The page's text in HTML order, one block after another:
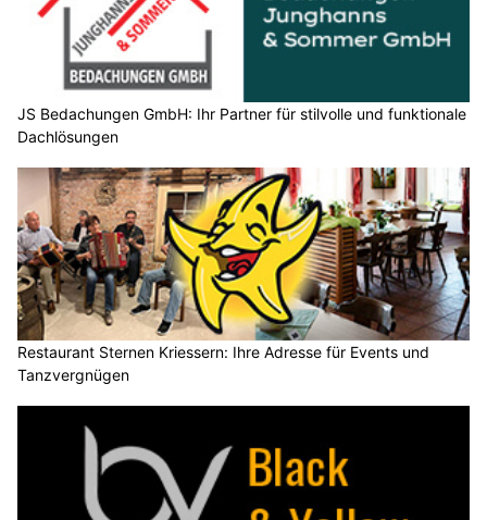
JS Bedachungen GmbH: Ihr Partner für stilvolle und funktionale
Dachlösungen
Restaurant Sternen Kriessern: Ihre Adresse für Events und
Tanzvergnügen